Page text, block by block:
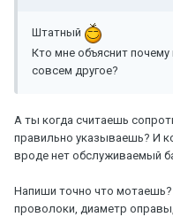
Штатный
Кто мне объяснит
совсем другое?
А ты когда считаешь
правильно указываешь? И
вроде нет обслуживаемый
Напиши точно что
проволоки, диаметр